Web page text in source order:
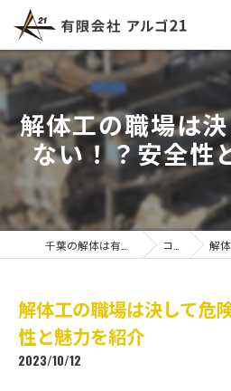
解体工の職場は
ない！？安全性
コラム 解体工
解体工の職場は決して危
性と魅力を紹介
2023/10/12